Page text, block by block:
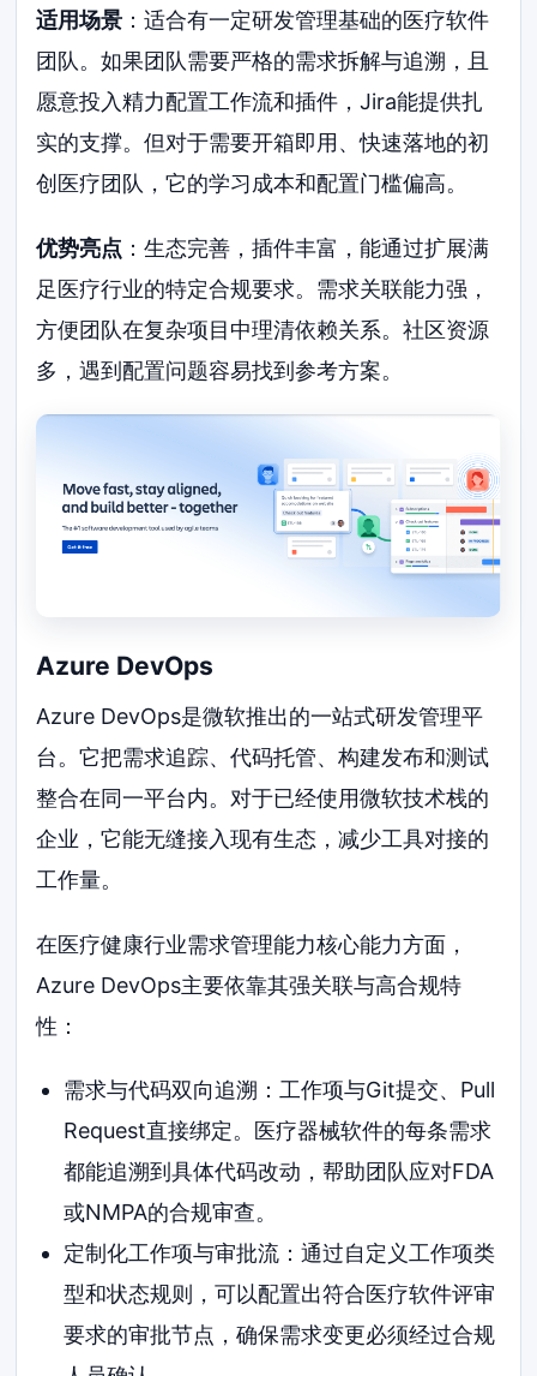
适用场景 ：适合有一定研发管理基础的医疗软件
团队。如果团队需要严格的需求拆解与追溯，且
愿意投入精力配置工作流和插件，Jira能提供扎
实的支撑。但对于需要开箱即用、快速落地的初
创医疗团队，它的学习成本和配置门槛偏高。
优势亮点 ：生态完善，插件丰富，能通过扩展满
足医疗行业的特定合规要求。需求关联能力强，
方便团队在复杂项目中理清依赖关系。社区资源
多，遇到配置问题容易找到参考方案。
Azure DevOps
Azure DevOps是微软推出的一站式研发管理平
台。它把需求追踪、代码托管、构建发布和测试
整合在同一平台内。对于已经使用微软技术栈的
企业，它能无缝接入现有生态，减少工具对接的
工作量。
在医疗健康行业需求管理能力核心能力方面，
Azure DevOps主要依靠其强关联与高合规特
性：
需求与代码双向追溯：工作项与Git提交、Pull
Request直接绑定。医疗器械软件的每条需求
都能追溯到具体代码改动，帮助团队应对FDA
或NMPA的合规审查。
定制化工作项与审批流：通过自定义工作项类
型和状态规则，可以配置出符合医疗软件评审
要求的审批节点，确保需求变更必须经过合规